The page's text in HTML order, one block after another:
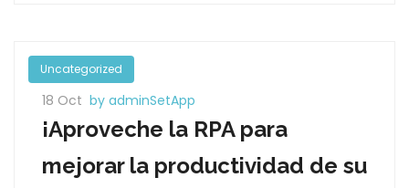
Uncategorized
18 Oct by adminSetApp
¡Aproveche la RPA para
mejorar la productividad de su